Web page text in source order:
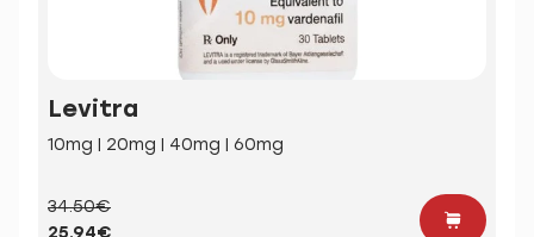
Levitra
10mg | 20mg | 40mg | 60mg
34.50€
25.94€